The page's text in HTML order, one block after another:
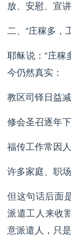
放、安慰、宣讲
二、“庄稼多，
耶稣说：“庄稼
今仍然真实：
教区司铎日益减
修会圣召逐年下
福传工作常因
许多家庭、职
但这句话后面
派遣工人来收
意派遣人，只